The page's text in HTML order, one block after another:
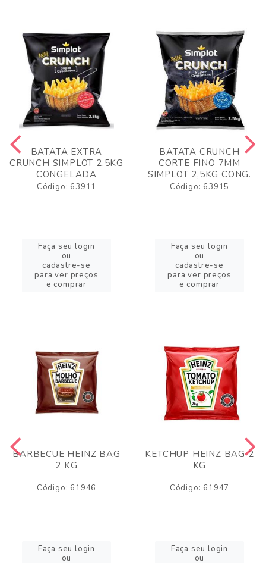
BATATA EXTRA
CRUNCH SIMPLOT 2,5KG
CONGELADA
Código: 63911
Faça seu login
ou
cadastre-se
para ver preços
e comprar
BATATA CRUNCH
CORTE FINO 7MM
SIMPLOT 2,5KG CONG.
Código: 63915
Faça seu login
ou
cadastre-se
para ver preços
e comprar
BARBECUE HEINZ BAG
2 KG
Código: 61946
Faça seu login
ou
KETCHUP HEINZ BAG 2
KG
Código: 61947
Faça seu login
ou